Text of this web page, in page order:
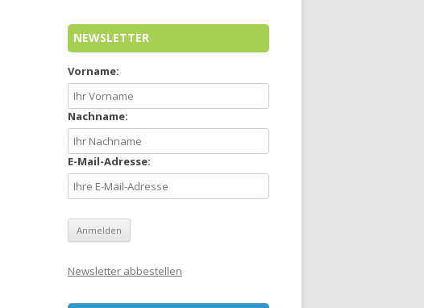
NEWSLETTER
Vorname:
Nachname:
E-Mail-Adresse:
Newsletter abbestellen